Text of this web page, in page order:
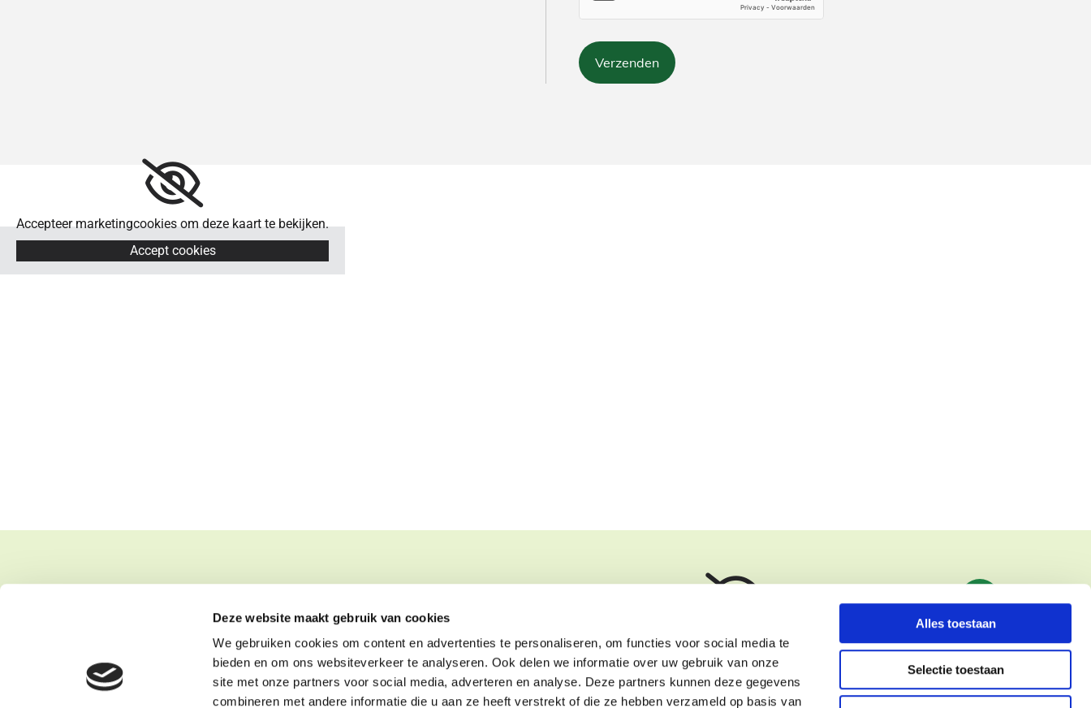
Deze website maakt gebruik van cookies
We gebruiken cookies om content en advertenties te personaliseren, om functies voor social media te
bieden en om ons websiteverkeer te analyseren. Ook delen we informatie over uw gebruik van onze
site met onze partners voor social media, adverteren en analyse. Deze partners kunnen deze gegevens
combineren met andere informatie die u aan ze heeft verstrekt of die ze hebben verzameld op basis van
Alles toestaan
Selectie toestaan
Accepteer marketingcookies om deze kaart te bekijken.
Accept cookies
 +31164614660
KVK: 2009 3790
Privacyverklaring
Tuinhuis en
overkapping
Tuinautomatisering
Accepteer marketingcookies om
deze inhoud te bekijken.
Accept cookies